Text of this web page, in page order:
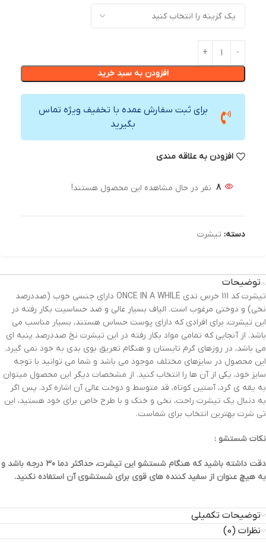
افزودن به سبد خرید
برای ثبت سفارش عمده با تخفیف ویژه تماس
بگیرید
افزودن به علاقه مندی
8 نفر در حال مشاهده این محصول هستند!
دسته: تیشرت
توضیحات
تیشرت کد 111 خرس تدی ONCE IN A WHILE دارای جنسی خوب (صددرصد
نخی) و دوختی مرغوب است. الیاف بسیار عالی و ضد حساسیت بکار رفته در
این تیشرت، برای افرادی که دارای پوست حساس هستند، بسیار مناسب می
باشد. از آنجایی که تمامی مواد بکار رفته در این تیشرت نخ صددرصد پنبه ای
می باشد، در روزهای گرم تابستان و هنگام تعریق بوی بدی به خود نمی گیرد.
این محصول در سایزهای مختلف موجود می باشد و شما می توانید با توجه
سایز خود، یکی از آن ها را انتخاب کنید. از مشخصات دیگر این محصول میتوان
به یقه ی گرد، آستین کوتاه، قد متوسط و دوخت عالی آن اشاره کرد. پس اگر
به دنبال یک تیشرت راحت، نخی و خنک و با طرح خاص برای خود هستید، این
تی شرت بهترین انتخاب برای شماست.
نکات شستشو :
دقت داشته باشید که هنگام شستشو این تیشرت، حداکثر دما 30 درجه باشد و
به هیچ عنوان از سفید کننده های قوی برای شستشوی آن استفاده نکنید.
توضیحات تکمیلی
نظرات (0)